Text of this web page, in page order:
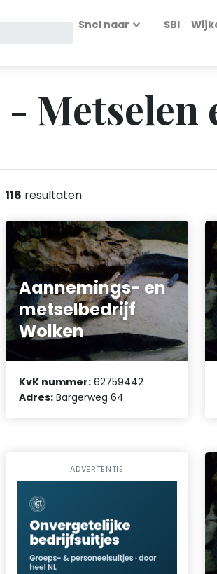
Snel naar SBI
-
116 resultaten
Aannemings- en
metselbedrijf
Wolken
KvK nummer: 62759442
Adres: Bargerweg 64
ADVERTENTIE